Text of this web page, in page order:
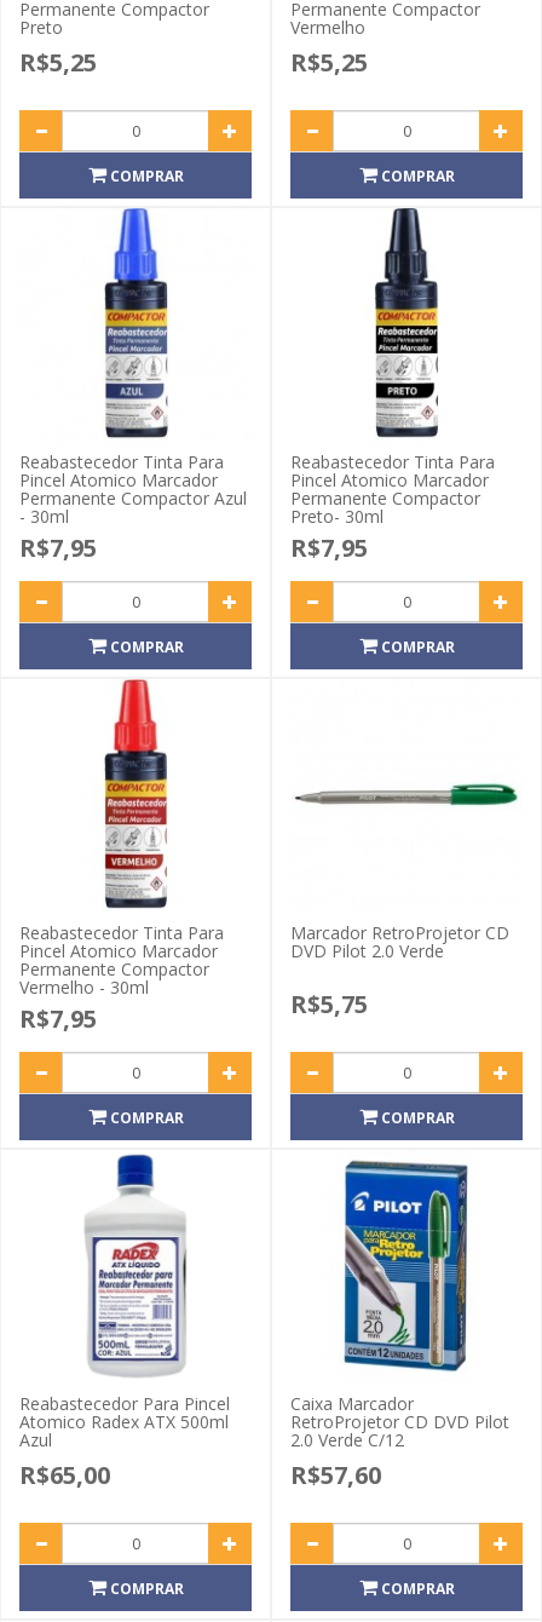
Permanente Compactor
Preto
R$5,25
COMPRAR
Permanente Compactor
Vermelho
R$5,25
COMPRAR
Reabastecedor Tinta Para
Pincel Atomico Marcador
Permanente Compactor Azul
- 30ml
R$7,95
COMPRAR
Reabastecedor Tinta Para
Pincel Atomico Marcador
Permanente Compactor
Preto- 30ml
R$7,95
COMPRAR
Reabastecedor Tinta Para
Pincel Atomico Marcador
Permanente Compactor
Vermelho - 30ml
R$7,95
COMPRAR
Marcador RetroProjetor CD
DVD Pilot 2.0 Verde
R$5,75
COMPRAR
Reabastecedor Para Pincel
Atomico Radex ATX 500ml
Azul
R$65,00
COMPRAR
Caixa Marcador
RetroProjetor CD DVD Pilot
2.0 Verde C/12
R$57,60
COMPRAR